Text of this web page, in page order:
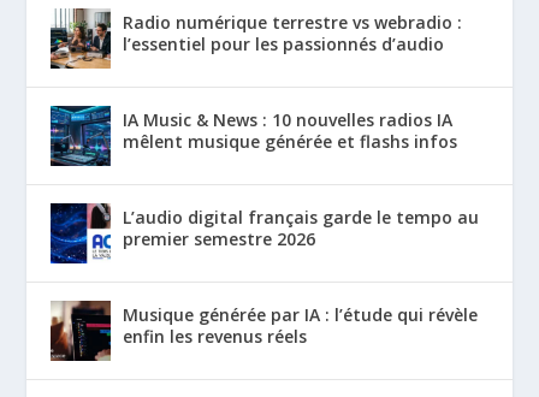
Radio numérique terrestre vs webradio :
l’essentiel pour les passionnés d’audio
IA Music & News : 10 nouvelles radios IA
mêlent musique générée et flashs infos
L’audio digital français garde le tempo au
premier semestre 2026
Musique générée par IA : l’étude qui révèle
enfin les revenus réels